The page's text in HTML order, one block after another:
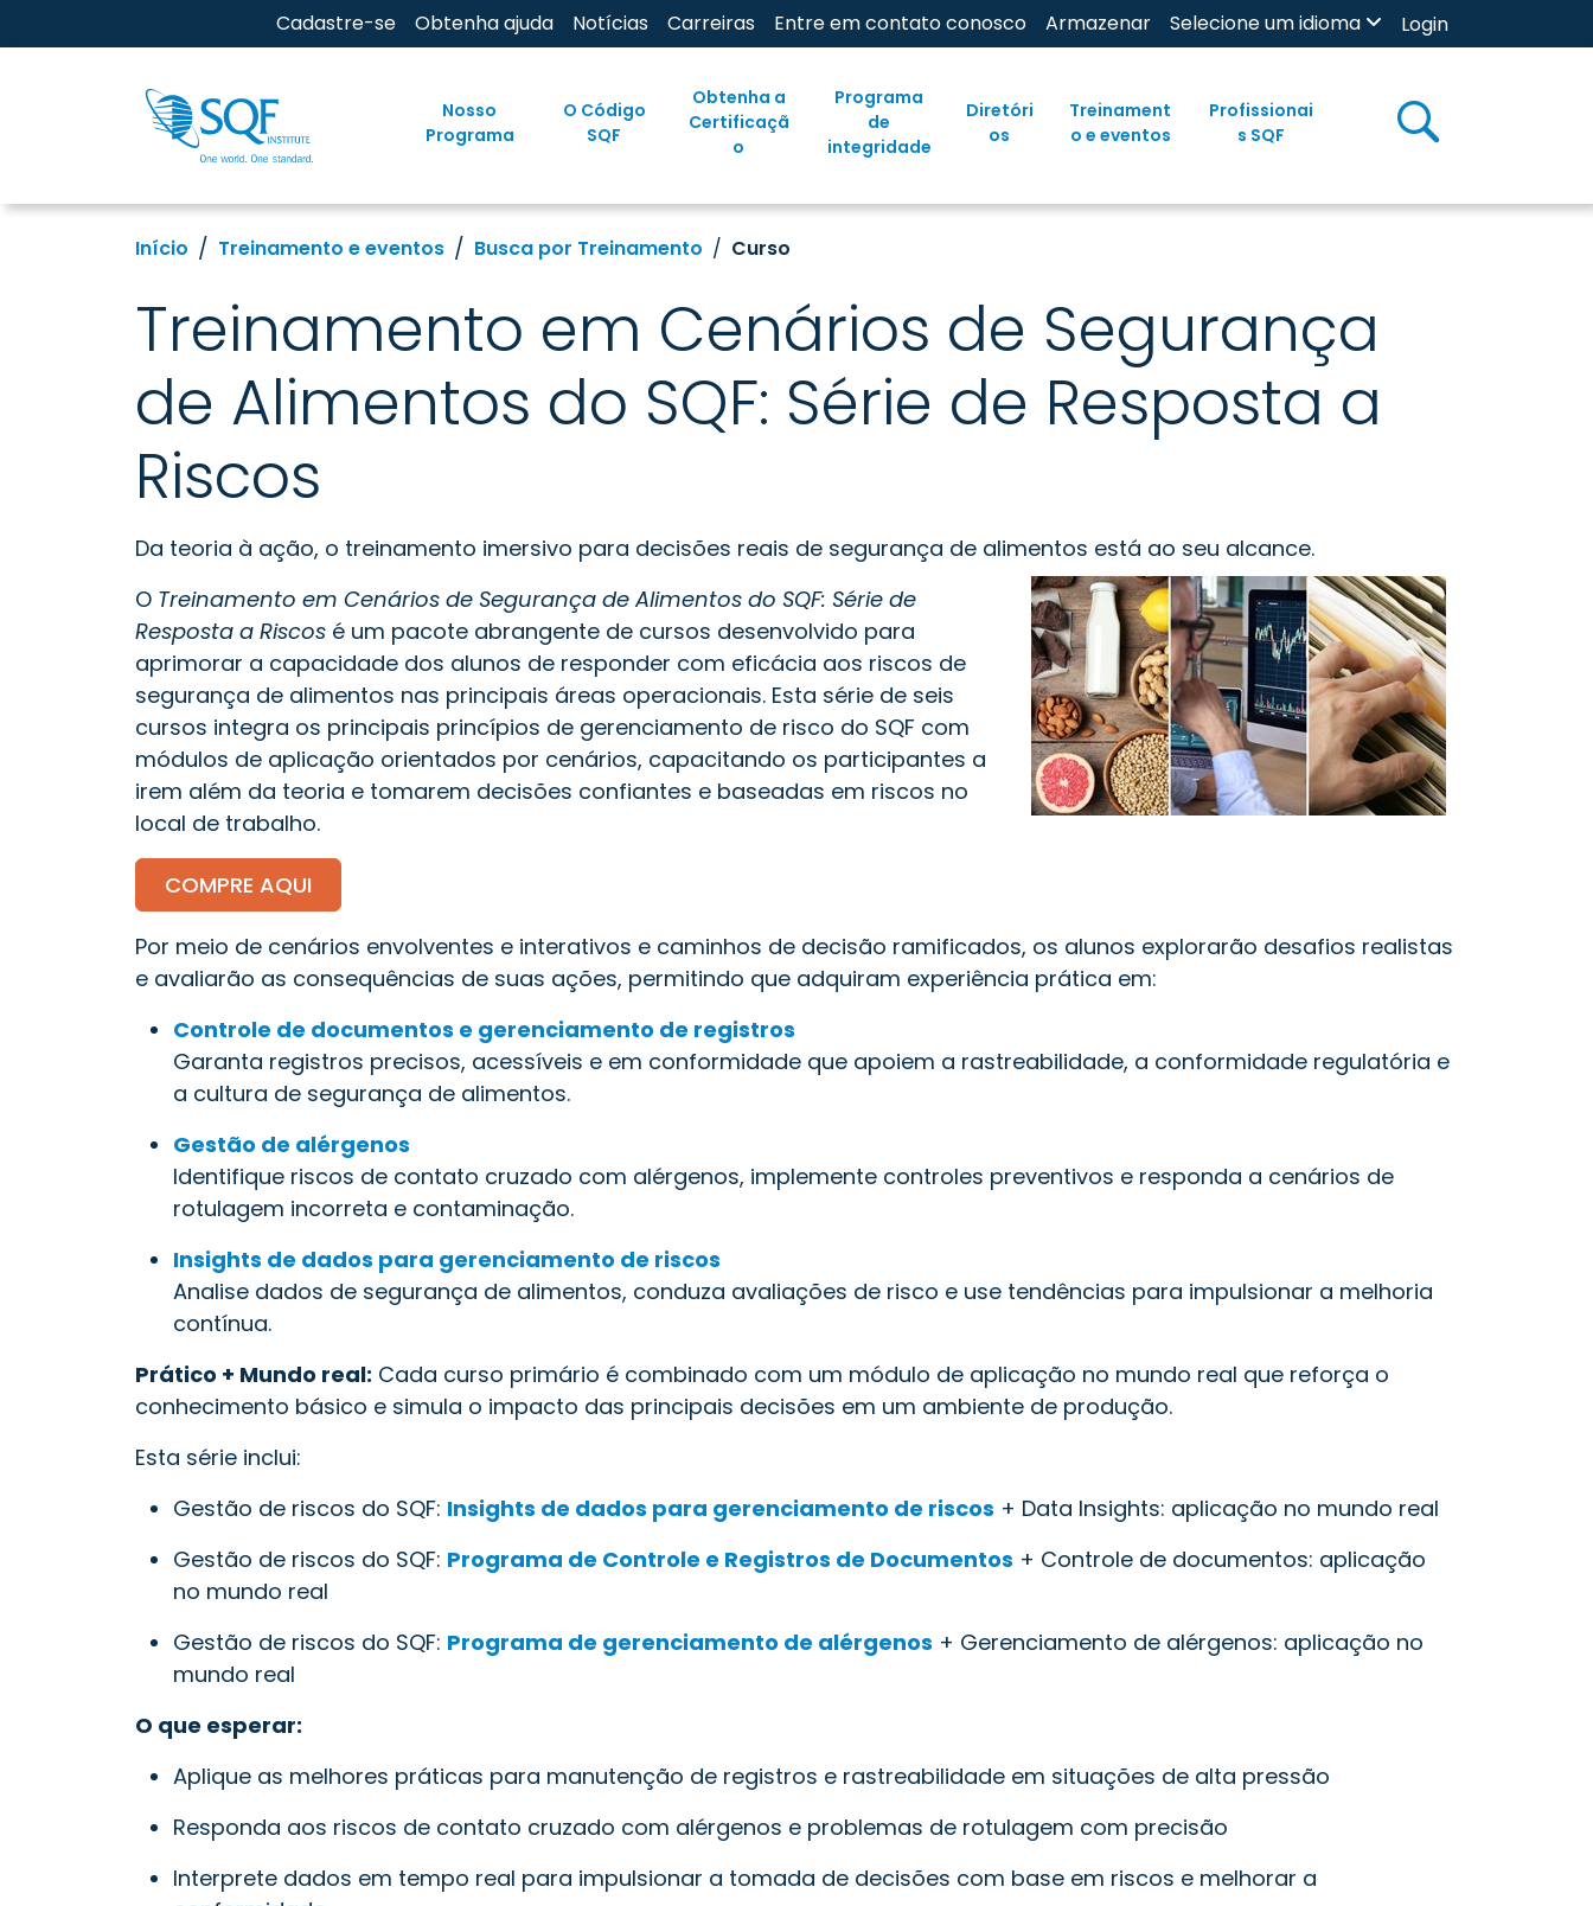
Cadastre-se Obtenha ajuda Notícias Carreiras Entre em contato conosco Armazenar Selecione um idioma Login
Nosso
Programa
O Código
SQF
Obtenha a
Certificaçã
o
Programa
de
integridade
Diretóri
os
Treinament
o e eventos
Profissionai
s SQF
Início Treinamento e eventos Busca por Treinamento Curso
Treinamento em Cenários de Segurança
de Alimentos do SQF: Série de Resposta a
Riscos
Da teoria à ação, o treinamento imersivo para decisões reais de segurança de alimentos está ao seu alcance.
O Treinamento em Cenários de Segurança de Alimentos do SQF: Série de
Resposta a Riscos é um pacote abrangente de cursos desenvolvido para
aprimorar a capacidade dos alunos de responder com eficácia aos riscos de
segurança de alimentos nas principais áreas operacionais. Esta série de seis
cursos integra os principais princípios de gerenciamento de risco do SQF com
módulos de aplicação orientados por cenários, capacitando os participantes a
irem além da teoria e tomarem decisões confiantes e baseadas em riscos no
local de trabalho.
COMPRE AQUI
Por meio de cenários envolventes e interativos e caminhos de decisão ramificados, os alunos explorarão desafios realistas
e avaliarão as consequências de suas ações, permitindo que adquiram experiência prática em:
Controle de documentos e gerenciamento de registros
Garanta registros precisos, acessíveis e em conformidade que apoiem a rastreabilidade, a conformidade regulatória e
a cultura de segurança de alimentos.
Gestão de alérgenos
Identifique riscos de contato cruzado com alérgenos, implemente controles preventivos e responda a cenários de
rotulagem incorreta e contaminação.
Insights de dados para gerenciamento de riscos
Analise dados de segurança de alimentos, conduza avaliações de risco e use tendências para impulsionar a melhoria
contínua.
Prático + Mundo real: Cada curso primário é combinado com um módulo de aplicação no mundo real que reforça o
conhecimento básico e simula o impacto das principais decisões em um ambiente de produção.
Esta série inclui:
Gestão de riscos do SQF: Insights de dados para gerenciamento de riscos + Data Insights: aplicação no mundo real
Gestão de riscos do SQF: Programa de Controle e Registros de Documentos + Controle de documentos: aplicação
no mundo real
Gestão de riscos do SQF: Programa de gerenciamento de alérgenos + Gerenciamento de alérgenos: aplicação no
mundo real
O que esperar:
Aplique as melhores práticas para manutenção de registros e rastreabilidade em situações de alta pressão
Responda aos riscos de contato cruzado com alérgenos e problemas de rotulagem com precisão
Interprete dados em tempo real para impulsionar a tomada de decisões com base em riscos e melhorar a